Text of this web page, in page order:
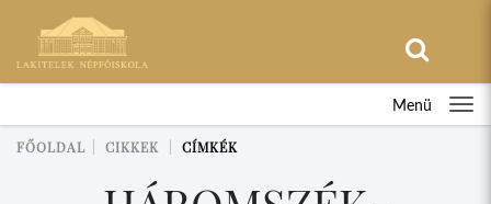
Menü
FŐOLDAL CIKKEK CÍMKÉK